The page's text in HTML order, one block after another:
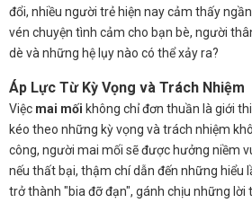
đổi, nhiều người trẻ hiện nay cảm thấy
vén chuyện tình cảm cho bạn bè, người
dè và những hệ lụy nào có thể xảy ra?
Áp Lực Từ Kỳ Vọng và Trách Nhiệm
Việc mai mối không chỉ đơn thuần là giới
kéo theo những kỳ vọng và trách nhiệm
công, người mai mối sẽ được hưởng niềm
nếu thất bại, thậm chí dẫn đến những hiểu
trở thành "bia đỡ đạn", gánh chịu những lời